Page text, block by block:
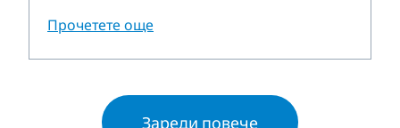
Прочетете още
Зареди повече